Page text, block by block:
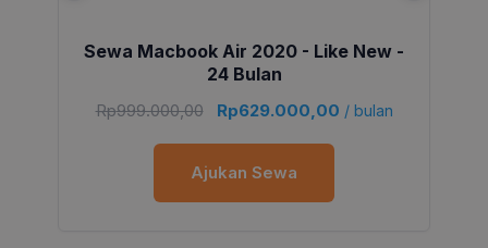
Sewa Macbook Air 2020 - Like New -
24 Bulan
Rp999.000,00 Rp629.000,00 / bulan
Ajukan Sewa